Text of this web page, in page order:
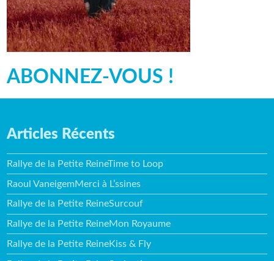
ABONNEZ-VOUS !
Articles Récents
Rallye de la Petite ReineTime to Loop
Raoul VaneigemMerci à L’ssines
Rallye de la Petite ReineSurcouf
Rallye de la Petite ReineMon Royaume
Rallye de la Petite ReineKiss & Fly